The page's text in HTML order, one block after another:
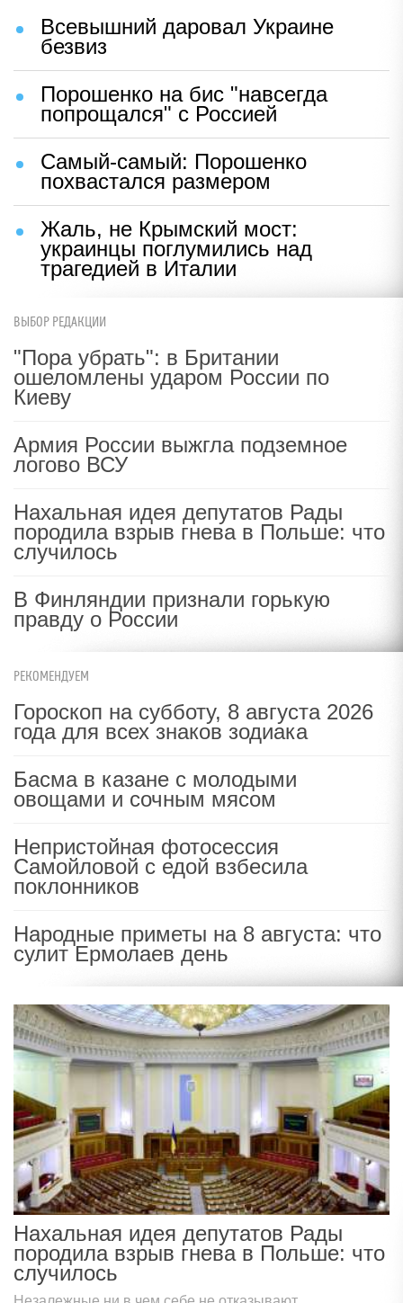
Всевышний даровал Украине
безвиз
Порошенко на бис "навсегда
попрощался" с Россией
Самый-самый: Порошенко
похвастался размером
Жаль, не Крымский мост:
украинцы поглумились над
трагедией в Италии
ВЫБОР РЕДАКЦИИ
"Пора убрать": в Британии
ошеломлены ударом России по
Киеву
Армия России выжгла подземное
логово ВСУ
Нахальная идея депутатов Рады
породила взрыв гнева в Польше: что
случилось
В Финляндии признали горькую
правду о России
РЕКОМЕНДУЕМ
Гороскоп на субботу, 8 августа 2026
года для всех знаков зодиака
Басма в казане с молодыми
овощами и сочным мясом
Непристойная фотосессия
Самойловой с едой взбесила
поклонников
Народные приметы на 8 августа: что
сулит Ермолаев день
Нахальная идея депутатов Рады
породила взрыв гнева в Польше: что
случилось